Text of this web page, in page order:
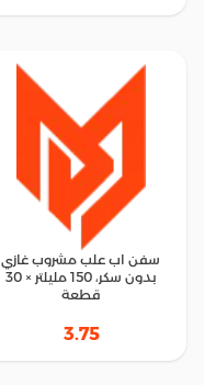
سفن اب علب مشروب غازي
بدون سكر، 150 مليلتر × 30
قطعة
3.75